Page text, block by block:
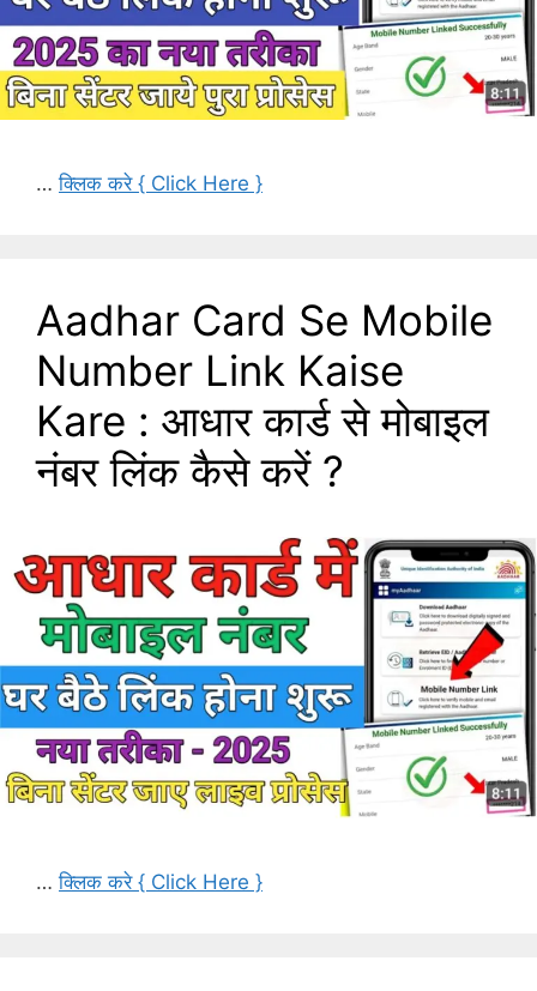
…क्लिक करे { Click Here }
Aadhar Card Se Mobile
Number Link Kaise
Kare : आधार कार्ड से मोबाइल
नंबर लिंक कैसे करें ?
…क्लिक करे { Click Here }